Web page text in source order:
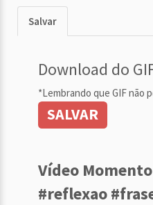
Salvar
Download do
*Lembrando que GIF não
SALVAR
Vídeo
#reflexao